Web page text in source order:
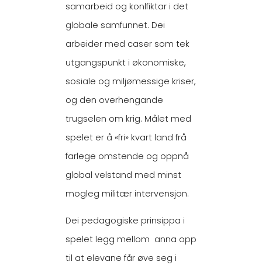
samarbeid og konlfiktar i det
globale samfunnet. Dei
arbeider med caser som tek
utgangspunkt i økonomiske,
sosiale og miljømessige kriser,
og den overhengande
trugselen om krig. Målet med
spelet er å «fri» kvart land frå
farlege omstende og oppnå
global velstand med minst
mogleg militær intervensjon.
Dei pedagogiske prinsippa i
spelet legg mellom anna opp
til at elevane får øve seg i